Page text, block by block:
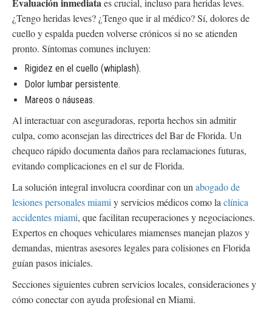
¿Tengo heridas leves? ¿Tengo que ir al médico? Sí, dolores de
cuello y espalda pueden volverse crónicos si no se atienden
pronto. Síntomas comunes incluyen:
Rigidez en el cuello (whiplash).
Dolor lumbar persistente.
Mareos o náuseas.
Al interactuar con aseguradoras, reporta hechos sin admitir
culpa, como aconsejan las directrices del Bar de Florida. Un
chequeo rápido documenta daños para reclamaciones futuras,
evitando complicaciones en el sur de Florida.
La solución integral involucra coordinar con un abogado de
lesiones personales miami y servicios médicos como la clínica
accidentes miami, que facilitan recuperaciones y negociaciones.
Expertos en choques vehiculares miamenses manejan plazos y
demandas, mientras asesores legales para colisiones en Florida
guían pasos iniciales.
Secciones siguientes cubren servicios locales, consideraciones y
cómo conectar con ayuda profesional en Miami.